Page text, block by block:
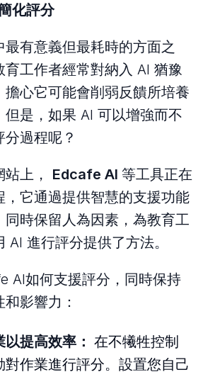
化評分
最有意義但最耗時的方面之
育工作者經常對納入 AI 猶豫
擔心它可能會削弱反饋所培養
但是，如果 AI 可以增強而不
過程呢？
上， Edcafe AI 等工具正在
，它通過提供智慧的支援功能
同時保留人為因素，為教育工
AI 進行評分提供了方法。
AI如何支援評分，同時保持
影響力：
提高效率： 在不犧牲控制
對作業進行評分。設置您自己